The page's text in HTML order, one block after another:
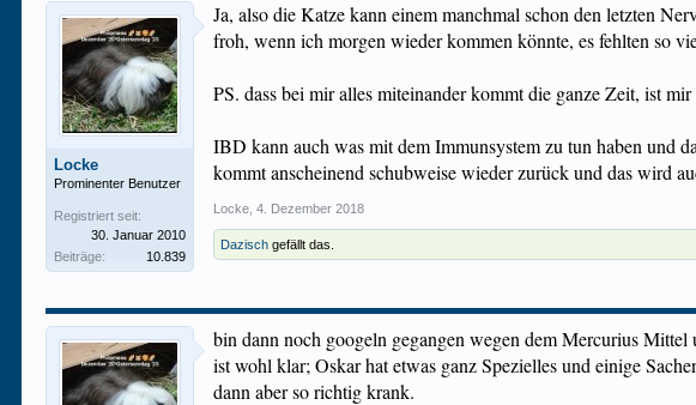
Locke
Prominenter Benutzer
Registriert seit:
30. Januar 2010
Beiträge:
10.839
Ja, also die Katze kann einem manchmal schon den letzten
froh, wenn ich morgen wieder kommen könnte, es fehlten so
PS. dass bei mir alles miteinander kommt die ganze Zeit, ist
IBD kann auch was mit dem Immunsystem zu tun haben und
kommt anscheinend schubweise wieder zurück und das wird
Locke 4. Dezember 2018
Dazisch gefällt das.
bin dann noch googeln gegangen wegen dem Mercurius
ist wohl klar; Oskar hat etwas ganz Spezielles und einige
dann aber so richtig krank.